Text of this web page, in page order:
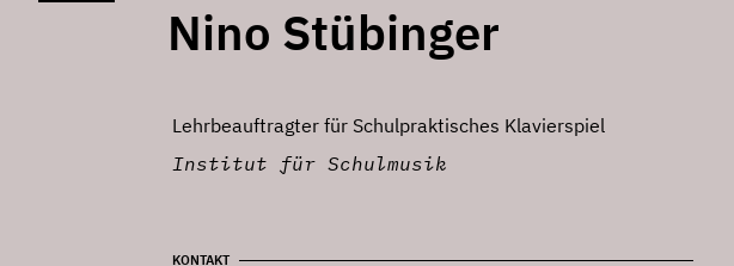
Nino Stübinger
Lehrbeauftragter für Schulpraktisches Klavierspiel
Institut für Schulmusik
KONTAKT